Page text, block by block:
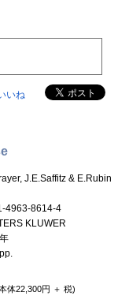
いね
J.E.Saffitz & E.Rubin
4963-8614-4
KLUWER
体22,300円 ＋ 税)